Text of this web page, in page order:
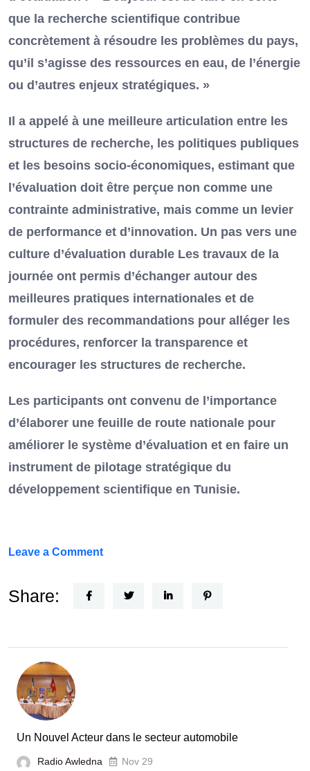
que la recherche scientifique contribue
concrètement à résoudre les problèmes du pays,
qu’il s’agisse des ressources en eau, de l’énergie
ou d’autres enjeux stratégiques. »
Il a appelé à une meilleure articulation entre les
structures de recherche, les politiques publiques
et les besoins socio-économiques, estimant que
l’évaluation doit être perçue non comme une
contrainte administrative, mais comme un levier
de performance et d’innovation. Un pas vers une
culture d’évaluation durable Les travaux de la
journée ont permis d’échanger autour des
meilleures pratiques internationales et de
formuler des recommandations pour alléger les
procédures, renforcer la transparence et
encourager les structures de recherche.
Les participants ont convenu de l’importance
d’élaborer une feuille de route nationale pour
améliorer le système d’évaluation et en faire un
instrument de pilotage stratégique du
développement scientifique en Tunisie.
Leave a Commenton
Horizon
la
France
Share:
Un Nouvel Acteur dans le secteur automobile
Radio Awledna Nov 29